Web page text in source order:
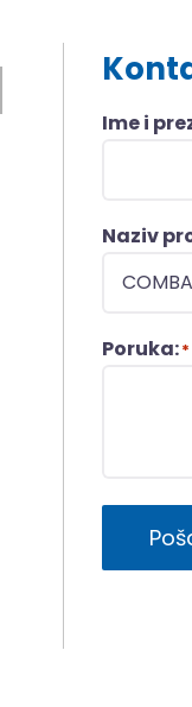
Ime i
Naziv
Poruka:*